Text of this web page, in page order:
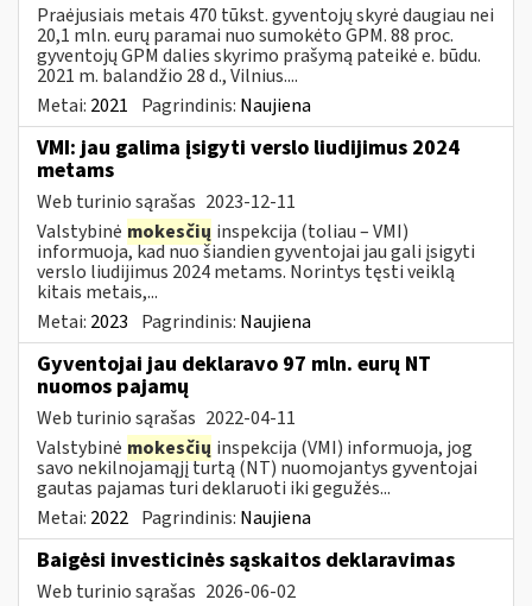
Praėjusiais metais 470 tūkst. gyventojų skyrė daugiau nei
20,1 mln. eurų paramai nuo sumokėto GPM. 88 proc.
gyventojų GPM dalies skyrimo prašymą pateikė e. būdu.
2021 m. balandžio 28 d., Vilnius....
Metai: 2021 Pagrindinis: Naujiena
VMI: jau galima įsigyti verslo liudijimus 2024
metams
Web turinio sąrašas 2023-12-11
Valstybinė mokesčių inspekcija (toliau – VMI)
informuoja, kad nuo šiandien gyventojai jau gali įsigyti
verslo liudijimus 2024 metams. Norintys tęsti veiklą
kitais metais,...
Metai: 2023 Pagrindinis: Naujiena
Gyventojai jau deklaravo 97 mln. eurų NT
nuomos pajamų
Web turinio sąrašas 2022-04-11
Valstybinė mokesčių inspekcija (VMI) informuoja, jog
savo nekilnojamąjį turtą (NT) nuomojantys gyventojai
gautas pajamas turi deklaruoti iki gegužės...
Metai: 2022 Pagrindinis: Naujiena
Baigėsi investicinės sąskaitos deklaravimas
Web turinio sąrašas 2026-06-02